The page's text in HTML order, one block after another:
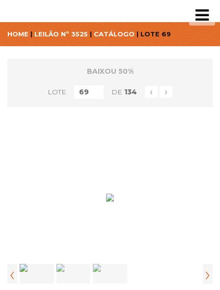
HOME | LEILÃO Nº 3525 | CATÁLOGO | LOTE 69
BAIXOU 50%
LOTE DE 134 ‹ ›
‹ ›